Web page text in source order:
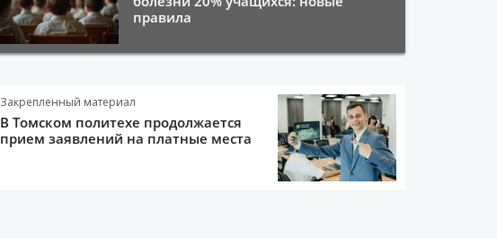
правила
Закрепленный материал
В Томском политехе продолжается
прием заявлений на платные места